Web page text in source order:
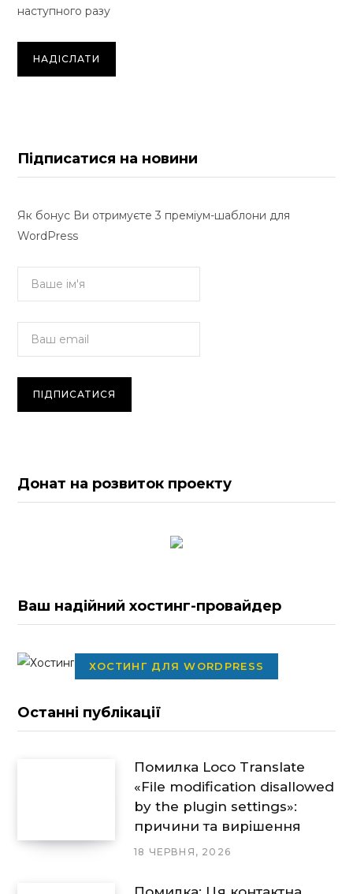
наступного разу
Підписатися на новини
Як бонус Ви отримуєте 3 преміум-шаблони для
WordPress
Донат на розвиток проекту
Ваш надійний хостинг-провайдер
ХОСТИНГ ДЛЯ WORDPRESS
Останні публікації
Помилка Loco Translate
«File modification disallowed
by the plugin settings»:
причини та вирішення
18 ЧЕРВНЯ, 2026